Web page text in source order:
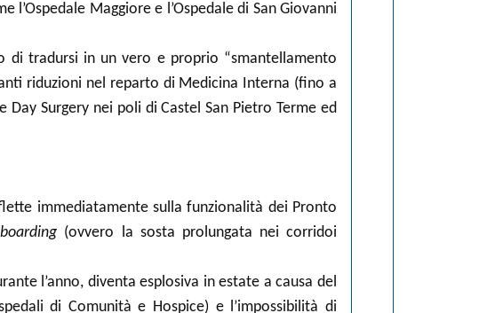
Maggiore e l’Ospedale di San Giovanni
di tradursi in un vero e proprio “smantellamento
riduzioni nel reparto di Medicina Interna (fino a
Surgery nei poli di Castel San Pietro Terme ed
immediatamente sulla funzionalità dei Pronto
boarding (ovvero la sosta prolungata nei corridoi
l’anno, diventa esplosiva in estate a causa del
di Comunità e Hospice) e l’impossibilità di